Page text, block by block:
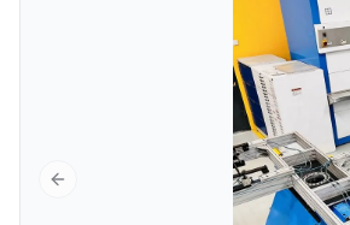
Previous slide